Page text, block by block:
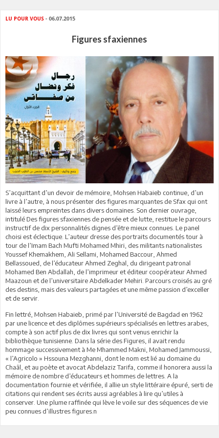
LU POUR VOUS - 06.07.2015
Figures sfaxiennes
S’acquittant d’un devoir de mémoire, Mohsen Habaieb continue, d’un
livre à l’autre, à nous présenter des figures marquantes de Sfax qui ont
laissé leurs empreintes dans divers domaines. Son dernier ouvrage,
intitulé Des figures sfaxiennes de pensée et de lutte, restitue le parcours
instructif de dix personnalités dignes d’être mieux connues. Le panel
choisi est éclectique. L’auteur dresse des portraits documentés tour à
tour de l’Imam Bach Mufti Mohamed Mhiri, des militants nationalistes
Youssef Khemakhem, Ali Sellami, Mohamed Baccour, Ahmed
Bellassoued, de l’éducateur Ahmed Zeghal, du dirigeant patronal
Mohamed Ben Abdallah, de l’imprimeur et éditeur coopérateur Ahmed
Maazoun et de l’universitaire Abdelkader Mehiri. Parcours croisés au gré
des destins, mais des valeurs partagées et une même passion d’exceller
et de servir.
Fin lettré, Mohsen Habaieb, primé par l’Université de Bagdad en 1962
par une licence et des diplômes supérieurs spécialisés en lettres arabes,
compte à son actif plus de dix livres qui sont venus enrichir la
bibliothèque tunisienne. Dans la série des Figures, il avait rendu
hommage successivement à Me Mhammed Makni, Mohamed Jammoussi,
« l’Agricolo » Hssouna Mezghanni, dont le nom est lié au domaine du
Chaâl, et au poète et avocat Abdelaziz Tarifa, comme il honorera aussi la
mémoire de nombre d’éducateurs et hommes de lettres. A la
documentation fournie et vérifiée, il allie un style littéraire épuré, serti de
citations qui rendent ses écrits aussi agréables à lire qu’utiles à
conserver. Une plume raffinée qui lève le voile sur des séquences de vie
peu connues d’illustres figures.n